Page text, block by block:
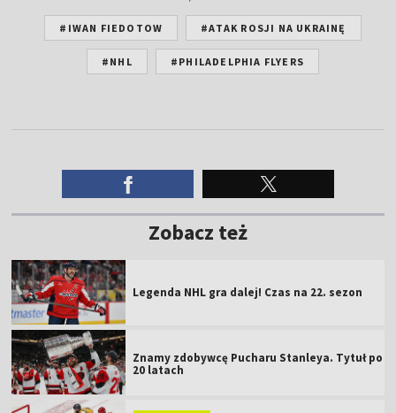
#IWAN FIEDOTOW #ATAK ROSJI NA UKRAINĘ
#NHL #PHILADELPHIA FLYERS
Zobacz też
Legenda NHL gra dalej! Czas na 22. sezon
Znamy zdobywcę Pucharu Stanleya. Tytuł po
20 latach